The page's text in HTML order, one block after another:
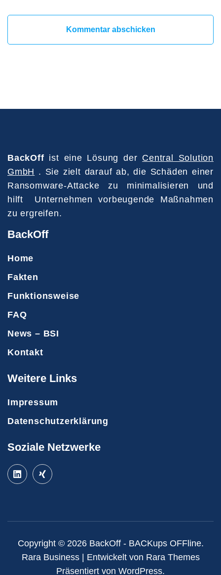
BackOff ist eine Lösung der Central Solution
GmbH . Sie zielt darauf ab, die Schäden einer
Ransomware-Attacke zu minimalisieren und
hilft Unternehmen vorbeugende Maßnahmen
zu ergreifen.
BackOff
Home
Fakten
Funktionsweise
FAQ
News – BSI
Kontakt
Weitere Links
Impressum
Datenschutzerklärung
Soziale Netzwerke
Copyright © 2026 BackOff - BACKups OFFline.
Rara Business | Entwickelt von Rara Themes
Präsentiert von WordPress.